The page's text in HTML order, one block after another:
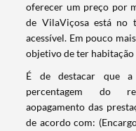
oferecer um preço por
de VilaViçosa está no
acessível. Em pouco
objetivo de ter
É de destacar que
percentagem do
aopagamento das
de acordo com: